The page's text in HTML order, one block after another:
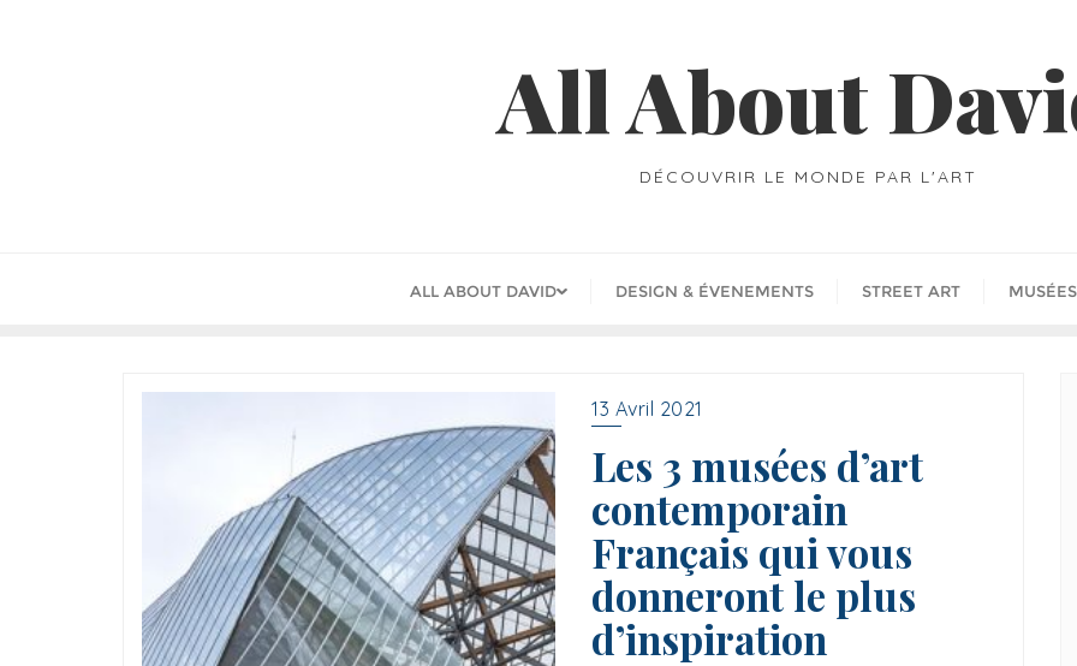
All About
DÉCOUVRIR LE MONDE PAR L'ART
ALL ABOUT DAVID DESIGN & ÉVENEMENTS STREET ART MUSÉES
13 Avril 2021
Les 3 musées d’art
contemporain
Français qui vous
donneront le plus
d’inspiration